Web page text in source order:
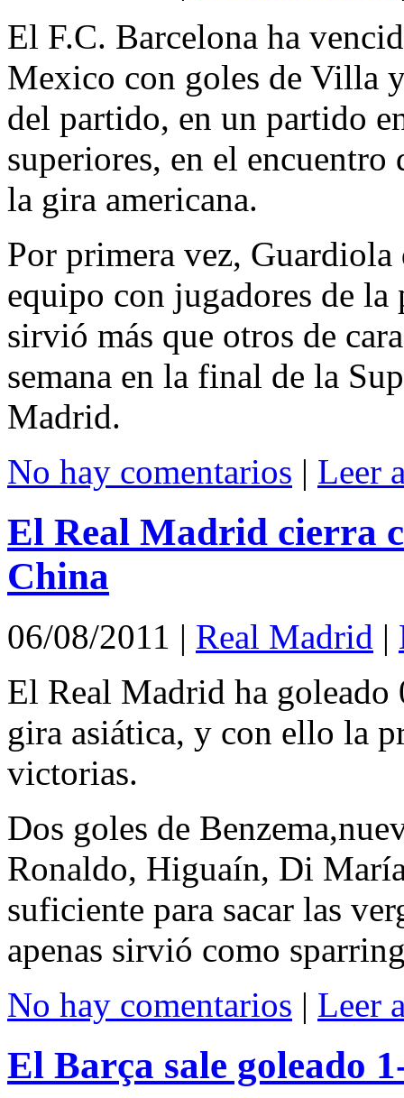
El F.C. Barcelona ha
Mexico con goles de Villa
del partido, en un partido
superiores, en el
la gira americana.
Por primera vez,
equipo con jugadores de
sirvió más que otros de
semana en la final de la
Madrid.
No hay comentarios | Leer
El Real Madrid cierra
China
06/08/2011 | Real Madrid |
El Real Madrid ha goleado
gira asiática, y con ello la
victorias.
Dos goles de
Ronaldo, Higuaín, Di
suficiente para sacar las
apenas sirvió como
No hay comentarios | Leer
El Barça sale goleado